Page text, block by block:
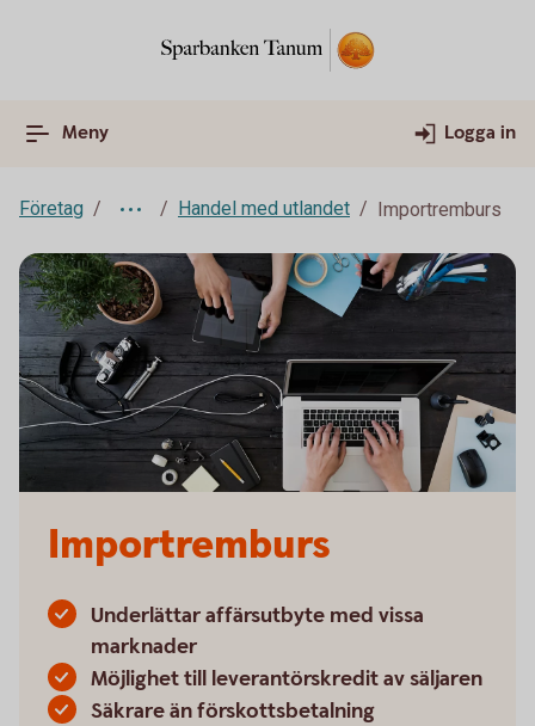
Meny Logga in
Företag Handel med utlandet Importremburs
Importremburs
Underlättar affärsutbyte med vissa
marknader
Möjlighet till leverantörskredit av säljaren
Säkrare än förskottsbetalning